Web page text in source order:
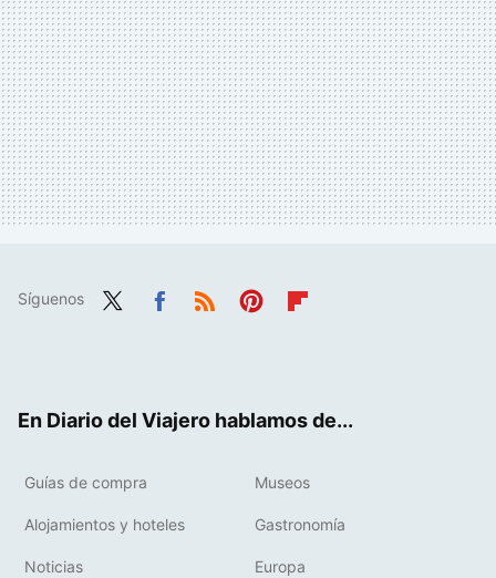
Síguenos
En Diario del Viajero hablamos de...
Guías de compra Museos
Alojamientos y hoteles Gastronomía
Noticias Europa